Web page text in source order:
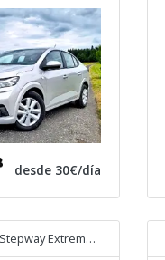
desde 30€/día
Dacia Sandero Stepway Extreme